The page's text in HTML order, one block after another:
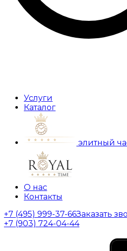
Услуги
Каталог
элитный
О нас
Контакты
+7 (495) 999-37-66Заказать
+7 (903) 724-04-44